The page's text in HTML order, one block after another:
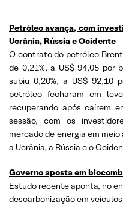
Petróleo avança, com
Ucrânia, Rússia e Ocidente
O contrato do petróleo
de 0,21%, a US$ 94,05 por
subiu 0,20%, a US$ 92,10
petróleo fecharam em
recuperando após caírem
sessão, com os
mercado de energia em
a Ucrânia, a Rússia e o
Governo aposta em
Estudo recente aponta, no
descarbonização em